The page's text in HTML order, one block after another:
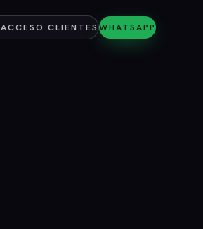
ACCESO CLIENTESWHATSAPP